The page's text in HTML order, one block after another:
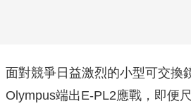
面對競爭日益激烈的小型可交換
Olympus端出E-PL2應戰，即便